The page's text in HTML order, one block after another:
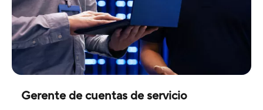
Gerente de cuentas de servicio